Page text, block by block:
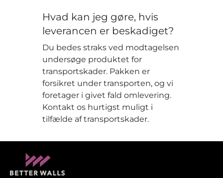
Hvad kan jeg gøre, hvis
leverancen er beskadiget?
Du bedes straks ved modtagelsen
undersøge produktet for
transportskader. Pakken er
forsikret under transporten, og vi
foretager i givet fald omlevering.
Kontakt os hurtigst muligt i
tilfælde af transportskader.